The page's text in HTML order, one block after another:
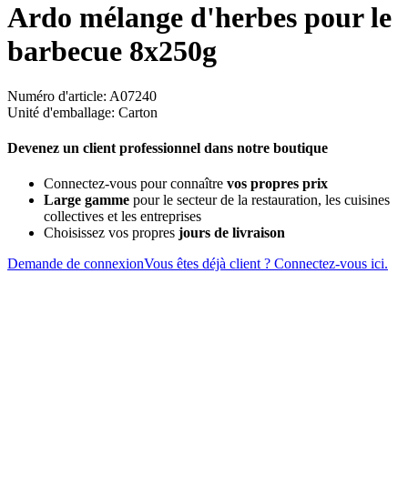
Ardo mélange d'herbes pour le
barbecue 8x250g
Numéro d'article: A07240
Unité d'emballage: Carton
Devenez un client professionnel dans notre boutique
Connectez-vous pour connaître vos propres prix
Large gamme pour le secteur de la restauration, les cuisines
collectives et les entreprises
Choisissez vos propres jours de livraison
Demande de connexionVous êtes déjà client ? Connectez-vous ici.